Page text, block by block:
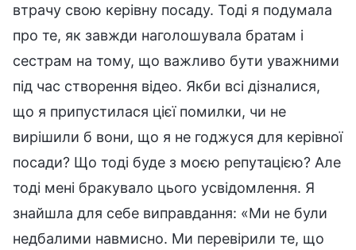
втрачу свою керівну посаду. Тоді я подумала
про те, як завжди наголошувала братам і
сестрам на тому, що важливо бути уважними
під час створення відео. Якби всі дізналися,
що я припустилася цієї помилки, чи не
вирішили б вони, що я не годжуся для керівної
посади? Що тоді буде з моєю репутацією? Але
тоді мені бракувало цього усвідомлення. Я
знайшла для себе виправдання: «Ми не були
недбалими навмисно. Ми перевірили те, що